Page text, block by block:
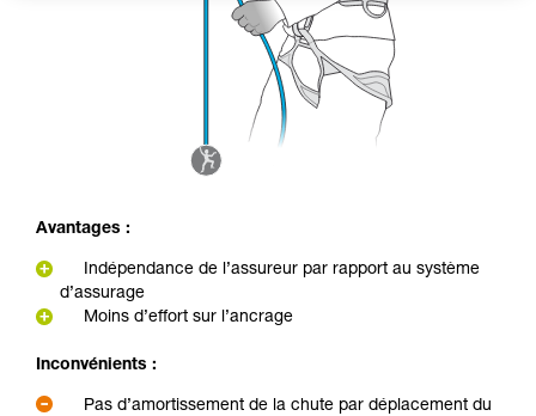
Avantages :
Indépendance de l’assureur par rapport au système
d’assurage
Moins d’effort sur l’ancrage
Inconvénients :
Pas d’amortissement de la chute par déplacement du